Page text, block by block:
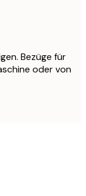
Bezüge für
oder von